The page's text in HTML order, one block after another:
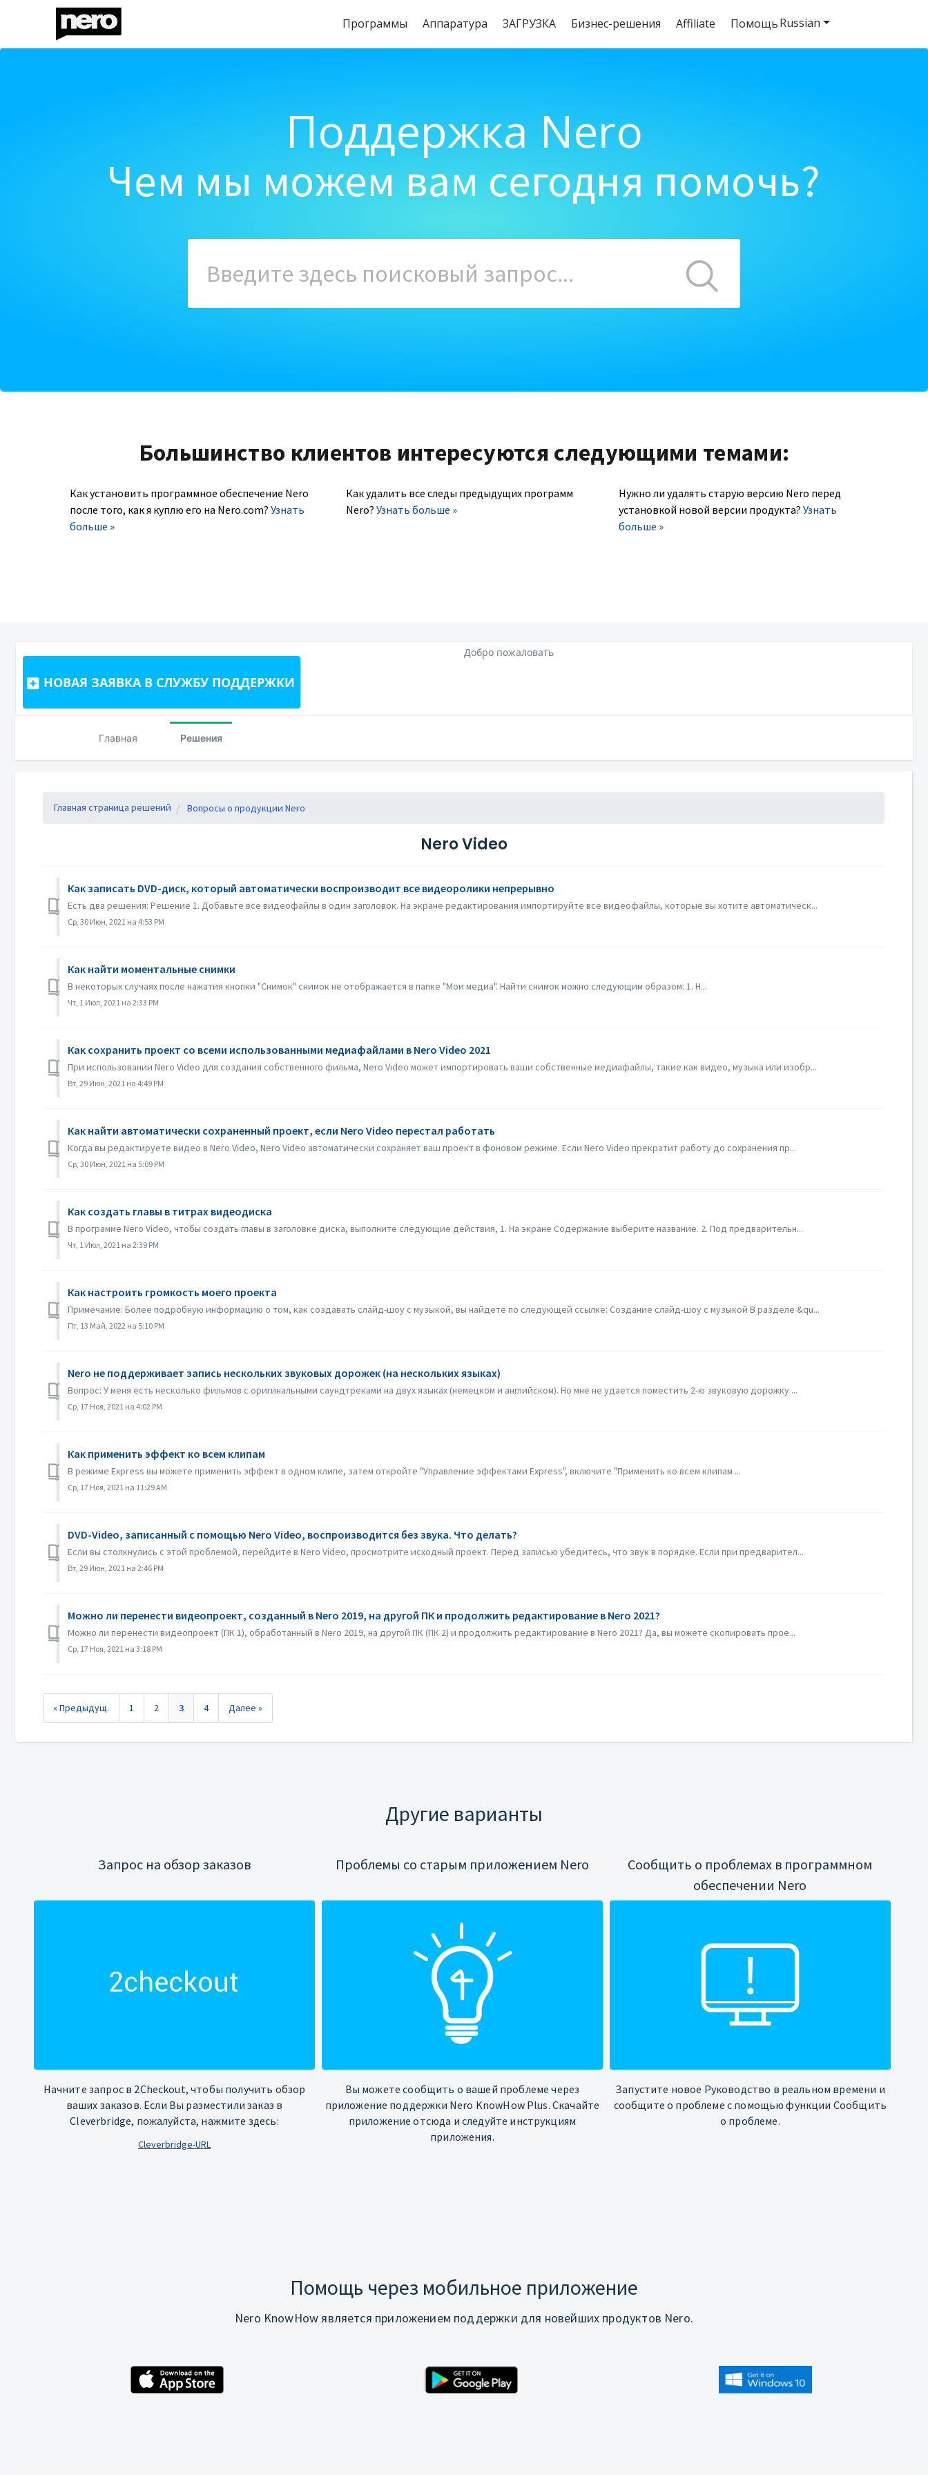
Программы Aппаратура ЗАГРУЗКА Бизнес-решения Affiliate Помощь
Поддержка Nero
Чем мы можем вам сегодня помочь?
Большинство клиентов интересуются следующими темами:
Как установить программное обеспечение Nero
после того, как я куплю его на Nero.com? Узнать
больше »
Как удалить все следы предыдущих программ
Nero? Узнать больше »
Нужно ли удалять старую версию Nero перед
установкой новой версии продукта? Узнать
больше »
НОВАЯ ЗАЯВКА В СЛУЖБУ ПОДДЕРЖКИ
Russian
Добро пожаловать
Главная Решения
Главная страница решений Вопросы о продукции Nero
Nero Video
Как записать DVD-диск, который автоматически воспроизводит все видеоролики непрерывно
Есть два решения: Решение 1. Добавьте все видеофайлы в один заголовок. На экране редактирования импортируйте все видеофайлы, которые вы хотите автоматическ...
Ср, 30 Июн, 2021 на 4:53 PM
Как найти моментальные снимки
В некоторых случаях после нажатия кнопки "Снимок" снимок не отображается в папке "Мои медиа". Найти снимок можно следующим образом: 1. Н...
Чт, 1 Июл, 2021 на 2:33 PM
Как сохранить проект со всеми использованными медиафайлами в Nero Video 2021
При использовании Nero Video для создания собственного фильма, Nero Video может импортировать ваши собственные медиафайлы, такие как видео, музыка или изобр...
Вт, 29 Июн, 2021 на 4:49 PM
Как найти автоматически сохраненный проект, если Nero Video перестал работать
Когда вы редактируете видео в Nero Video, Nero Video автоматически сохраняет ваш проект в фоновом режиме. Если Nero Video прекратит работу до сохранения пр...
Ср, 30 Июн, 2021 на 5:09 PM
Как создать главы в титрах видеодиска
В программе Nero Video, чтобы создать главы в заголовке диска, выполните следующие действия, 1. На экране Содержание выберите название. 2. Под предварительн...
Чт, 1 Июл, 2021 на 2:39 PM
Как настроить громкость моего проекта
Примечание: Более подробную информацию о том, как создавать слайд-шоу с музыкой, вы найдете по следующей ссылке: Создание слайд-шоу с музыкой В разделе &qu...
Пт, 13 Май, 2022 на 5:10 PM
Nero не поддерживает запись нескольких звуковых дорожек (на нескольких языках)
Вопрос: У меня есть несколько фильмов с оригинальными саундтреками на двух языках (немецком и английском). Но мне не удается поместить 2-ю звуковую дорожку ...
Ср, 17 Ноя, 2021 на 4:02 PM
Как применить эффект ко всем клипам
В режиме Express вы можете применить эффект в одном клипе, затем откройте "Управление эффектами Express", включите "Применить ко всем клипам ...
Ср, 17 Ноя, 2021 на 11:29 AM
DVD-Video, записанный с помощью Nero Video, воспроизводится без звука. Что делать?
Если вы столкнулись с этой проблемой, перейдите в Nero Video, просмотрите исходный проект. Перед записью убедитесь, что звук в порядке. Если при предварител...
Вт, 29 Июн, 2021 на 2:46 PM
Можно ли перенести видеопроект, созданный в Nero 2019, на другой ПК и продолжить редактирование в Nero 2021?
Можно ли перенести видеопроект (ПК 1), обработанный в Nero 2019, на другой ПК (ПК 2) и продолжить редактирование в Nero 2021? Да, вы можете скопировать прое...
Ср, 17 Ноя, 2021 на 3:18 PM
« Предыдущ. 1 2 3 4 Далее »
Другие варианты
Запрос на обзор заказов
Начните запрос в 2Checkout, чтобы получить обзор
ваших заказов. Если Вы разместили заказ в
Cleverbridge, пожалуйста, нажмите здесь:
Cleverbridge-URL
Проблемы со старым приложением Nero
Вы можете сообщить о вашей проблеме через
приложение поддержки Nero KnowHow Plus. Скачайте
приложение отсюда и следуйте инструкциям
приложения.
Сообщить о проблемах в программном
обеспечении Nero
Запустите новое Руководство в реальном времени и
сообщите о проблеме с помощью функции Сообщить
о проблеме.
Помощь через мобильное приложение
Nero KnowHow является приложением поддержки для новейших продуктов Nero.